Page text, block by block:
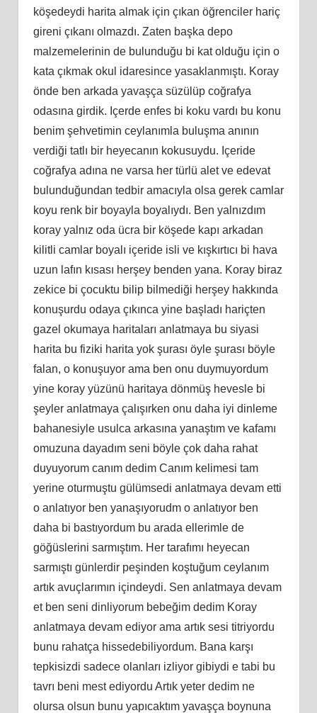
köşedeydi harita almak için çıkan öğrenciler hariç
gireni çıkanı olmazdı. Zaten başka depo
malzemelerinin de bulunduğu bi kat olduğu için o
kata çıkmak okul idaresince yasaklanmıştı. Koray
önde ben arkada yavaşça süzülüp coğrafya
odasına girdik. Içerde enfes bi koku vardı bu konu
benim şehvetimin ceylanımla buluşma anının
verdiği tatlı bir heyecanın kokusuydu. Içeride
coğrafya adına ne varsa her türlü alet ve edevat
bulunduğundan tedbir amacıyla olsa gerek camlar
koyu renk bir boyayla boyalıydı. Ben yalnızdım
koray yalnız oda ücra bir köşede kapı arkadan
kilitli camlar boyalı içeride isli ve kışkırtıcı bi hava
uzun lafın kısası herşey benden yana. Koray biraz
zekice bi çocuktu bilip bilmediği herşey hakkında
konuşurdu odaya çıkınca yine başladı hariçten
gazel okumaya haritaları anlatmaya bu siyasi
harita bu fiziki harita yok şurası öyle şurası böyle
falan, o konuşuyor ama ben onu duymuyordum
yine koray yüzünü haritaya dönmüş hevesle bi
şeyler anlatmaya çalışırken onu daha iyi dinleme
bahanesiyle usulca arkasına yanaştım ve kafamı
omuzuna dayadım seni böyle çok daha rahat
duyuyorum canım dedim Canım kelimesi tam
yerine oturmuştu gülümsedi anlatmaya devam etti
o anlatıyor ben yanaşıyorudm o anlatıyor ben
daha bi bastıyordum bu arada ellerimle de
göğüslerini sarmıştım. Her tarafımı heyecan
sarmıştı günlerdir peşinden koştuğum ceylanım
artık avuçlarımın içindeydi. Sen anlatmaya devam
et ben seni dinliyorum bebeğim dedim Koray
anlatmaya devam ediyor ama artık sesi titriyordu
bunu rahatça hissedebiliyordum. Bana karşı
tepkisizdi sadece olanları izliyor gibiydi e tabi bu
tavrı beni mest ediyordu Artık yeter dedim ne
olursa olsun bunu yapıcaktım yavaşça boynuna